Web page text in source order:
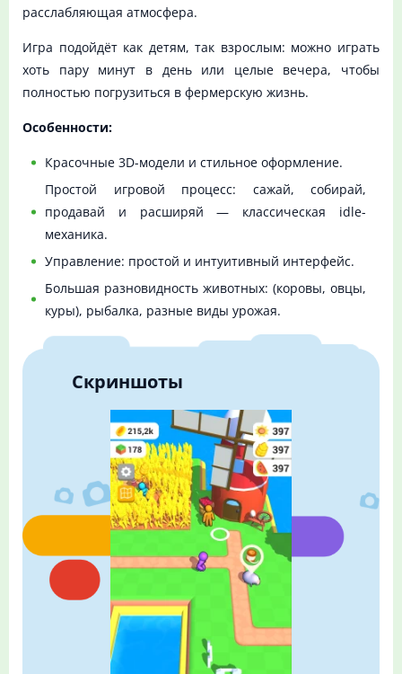
расслабляющая атмосфера.
Игра подойдёт как детям, так взрослым: можно играть
хоть пару минут в день или целые вечера, чтобы
полностью погрузиться в фермерскую жизнь.
Особенности:
Красочные 3D-модели и стильное оформление.
Простой игровой процесс: сажай, собирай,
продавай и расширяй — классическая idle-
механика.
Управление: простой и интуитивный интерфейс.
Большая разновидность животных: (коровы, овцы,
куры), рыбалка, разные виды урожая.
Скриншоты